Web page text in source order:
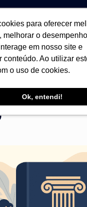
para oferecer
melhorar o
em nosso site e
conteúdo. Ao utilizar
o uso de cookies.
Ok, entendi!
os cursos